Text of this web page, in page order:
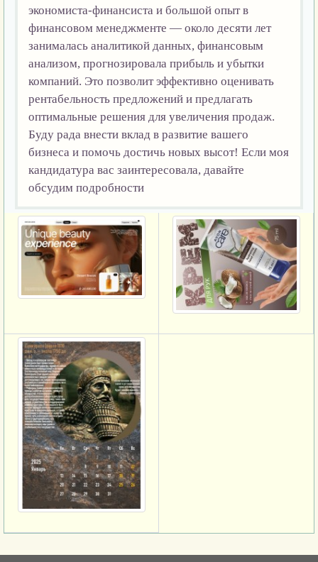
экономиста-финансиста и большой опыт в
финансовом менеджменте — около десяти лет
занималась аналитикой данных, финансовым
анализом, прогнозировала прибыль и убытки
компаний. Это позволит эффективно оценивать
рентабельность предложений и предлагать
оптимальные решения для увеличения продаж.
Буду рада внести вклад в развитие вашего
бизнеса и помочь достичь новых высот! Если моя
кандидатура вас заинтересовала, давайте
обсудим подробности